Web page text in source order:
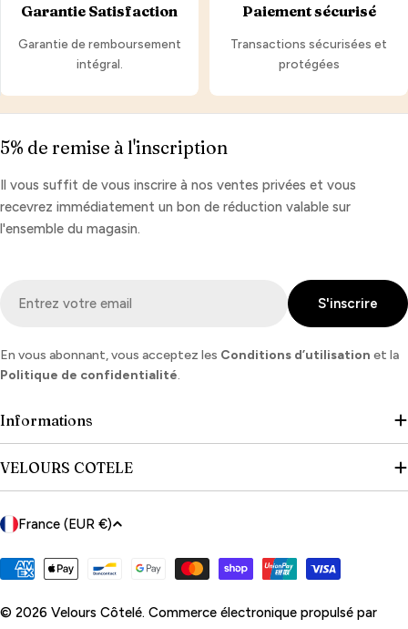
Garantie Satisfaction
Garantie de remboursement
intégral.
Paiement sécurisé
Transactions sécurisées et
protégées
5% de remise à l'inscription
Il vous suffit de vous inscrire à nos ventes privées et vous
recevrez immédiatement un bon de réduction valable sur
l'ensemble du magasin.
mail
S'inscrire
En vous abonnant, vous acceptez les Conditions d’utilisation et la
Politique de confidentialité.
Informations
VELOURS COTELE
P
y
/
France (EUR €)
Modes
paiement
© 2026 Velours Côtelé. Commerce électronique propulsé par